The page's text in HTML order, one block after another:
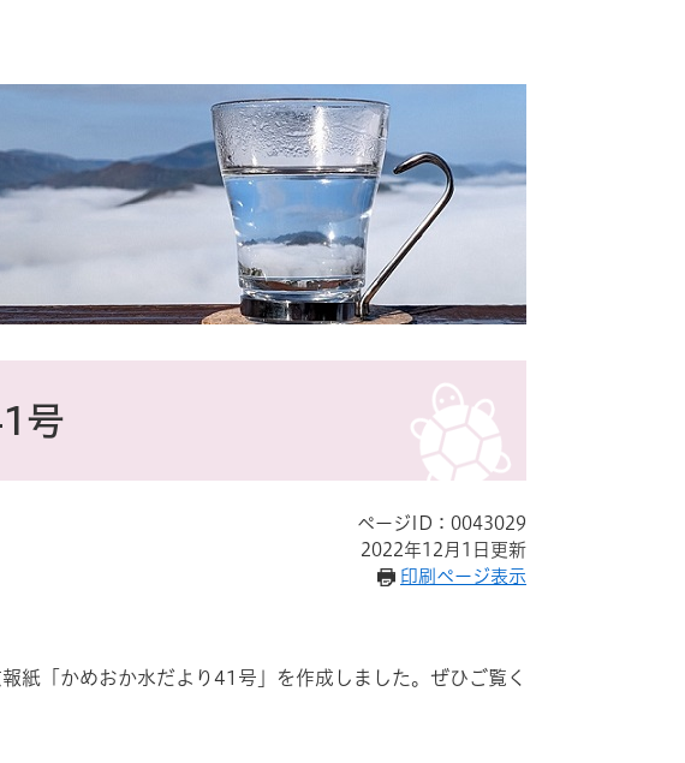
号
ページID：0043029
2022年12月1日更新
印刷ページ表示
紙「かめおか水だより41号」を作成しました。ぜひご覧く